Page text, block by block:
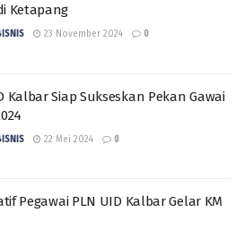
Ketapang
23 November 2024 0
Kalbar Siap Sukseskan Pekan Gawai
22 Mei 2024 0
Pegawai PLN UID Kalbar Gelar KM